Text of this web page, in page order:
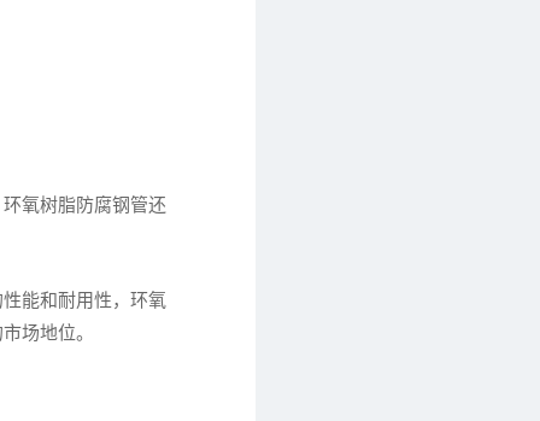
氧树脂防腐钢管还
能和耐用性，环氧
场地位。